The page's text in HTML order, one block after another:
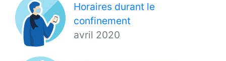
Horaires durant le
confinement
avril 2020